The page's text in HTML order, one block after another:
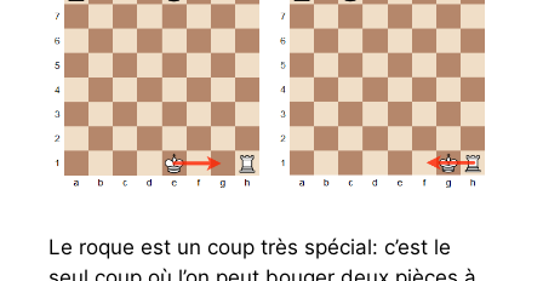
Le roque est un coup très spécial: c’est le